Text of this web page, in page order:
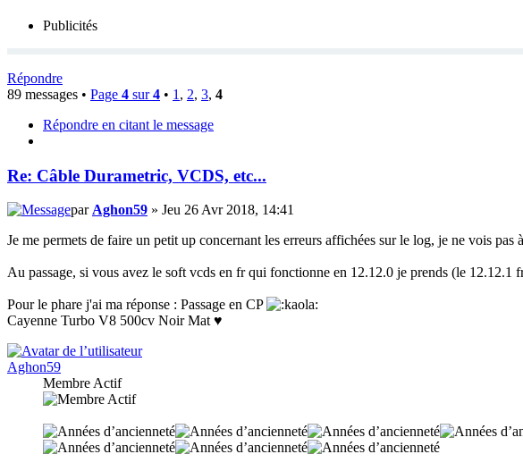
Publicités
Répondre
89 messages • Page 4 sur4 • 1 , 2, 3, 4
Répondre en citant le message
Re: Câble Durametric, VCDS, etc...
par Aghon59 » Jeu 26 Avr 2018, 14:41
Je me permets de faire un petit up concernant les erreurs affichées sur le log, je ne vois pas
Au passage, si vous avez le soft vcds en fr qui fonctionne en 12.12.0 je prends (le
Pour le phare j'ai ma réponse : Passage en CP
Cayenne Turbo V8 500cv Noir Mat ♥
Aghon59
Membre Actif